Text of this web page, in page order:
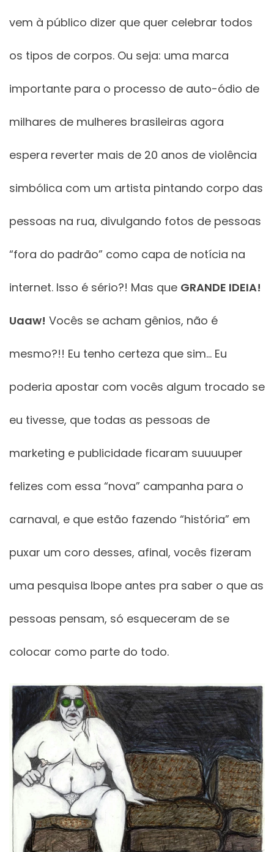
vem à público dizer que quer celebrar todos
os tipos de corpos. Ou seja: uma marca
importante para o processo de auto-ódio de
milhares de mulheres brasileiras agora
espera reverter mais de 20 anos de violência
simbólica com um artista pintando corpo das
pessoas na rua, divulgando fotos de pessoas
“fora do padrão” como capa de notícia na
internet. Isso é sério?! Mas que GRANDE IDEIA!
Uaaw! Vocês se acham gênios, não é
mesmo?!! Eu tenho certeza que sim… Eu
poderia apostar com vocês algum trocado se
eu tivesse, que todas as pessoas de
marketing e publicidade ficaram suuuuper
felizes com essa “nova” campanha para o
carnaval, e que estão fazendo “história” em
puxar um coro desses, afinal, vocês fizeram
uma pesquisa Ibope antes pra saber o que as
pessoas pensam, só esqueceram de se
colocar como parte do todo.